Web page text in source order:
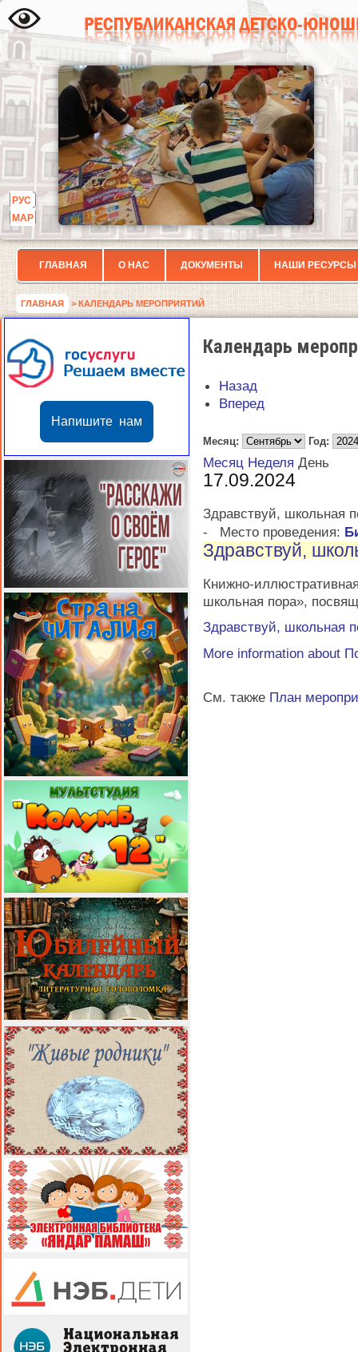
РУС
МАР
ГЛАВНАЯ О НАС ДОКУМЕНТЫ НАШИ РЕСУРСЫ
ГЛАВНАЯ > КАЛЕНДАРЬ МЕРОПРИЯТИЙ
Напишите нам
Календарь
Назад
Вперед
Месяц: Год:
Месяц Неделя День
17.09.2024
Здравствуй, школьная
-
Место проведения:
Здравствуй,
Книжно-
школьная пора»,
Здравствуй, школьная
More information about
См. также План